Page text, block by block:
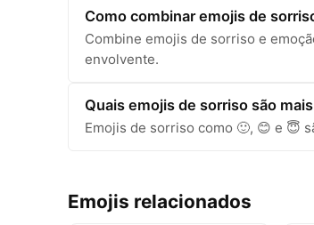
Como combinar emojis de
Combine emojis de sorriso e
envolvente.
Quais emojis de sorriso são
Emojis de sorriso como 🙂, 😊 e 😇
Emojis relacionados